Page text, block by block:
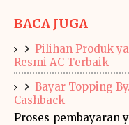
BACA JUGA
Pilihan Produk
Resmi AC Terbaik
Bayar Topping
Cashback
Proses pembayaran